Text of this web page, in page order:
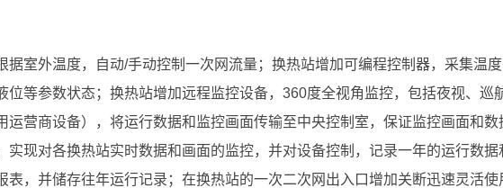
据室外温度，自动/手动控制一次网流量；换热站增加可编程控制器，采集温
位等参数状态；换热站增加远程监控设备，360度全视角监控，包括夜视、巡
运营商设备），将运行数据和监控画面传输至中央控制室，保证监控画面和数
实现对各换热站实时数据和画面的监控，并对设备控制，记录一年的运行数据
表，并储存往年运行记录；在换热站的一次二次网出入口增加关断迅速灵活使